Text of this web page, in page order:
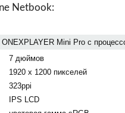
Netbook:
ONEXPLAYER Mini Pro с
7 дюймов
1920 x 1200 пикселей
323ppi
IPS LCD